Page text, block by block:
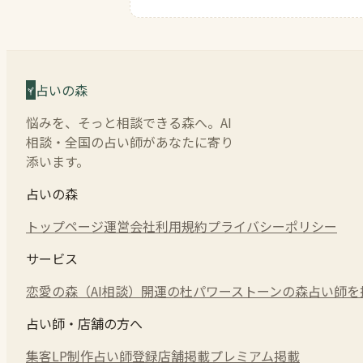
占いの森
悩みを、そっと相談できる森へ。AI
相談・全国の占い師があなたに寄り
添います。
占いの森
トップページ運営会社利用規約プライバシーポリシー
サービス
恋愛の森（AI相談） 開運の杜パワーストーンの森占い師
占い師・店舗の方へ
集客LP制作占い師登録店舗掲載プレミアム掲載